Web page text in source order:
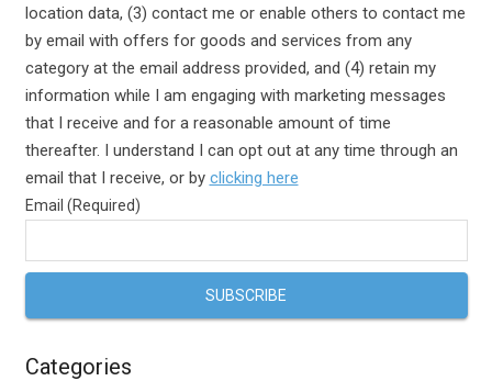
location data, (3) contact me or enable others to contact me
by email with offers for goods and services from any
category at the email address provided, and (4) retain my
information while I am engaging with marketing messages
that I receive and for a reasonable amount of time
thereafter. I understand I can opt out at any time through an
email that I receive, or by clicking here
Email (Required)
Categories